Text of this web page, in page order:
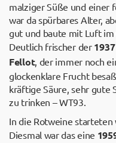
malziger Süße und einer
war da spürbares Alter,
gut und baute mit Luft im
Deutlich frischer der
Fellot, der immer noch
glockenklare Frucht
kräftige Säure, sehr gute
zu trinken – WT93.
In die Rotweine
Diesmal war das eine